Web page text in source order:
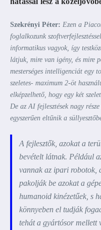
Szekrényi Péter: Ezen a
foglalkozunk
informatikus vagyok, így
látjuk, mire van igény, és mire
mesterséges intelligenciát egy
szeletes- maximum 2-öt
elképzelhető, hogy egy két
De az AI fejlesztések nagy
egyszerűen eltűnik a
A fejlesztők, azokat a
bevételt látnak. Például
vannak az ipari robotok,
pakolják be azokat a
humanoid kinézetűek, s
könnyeben el tudják
tehát a gyártósor mellett